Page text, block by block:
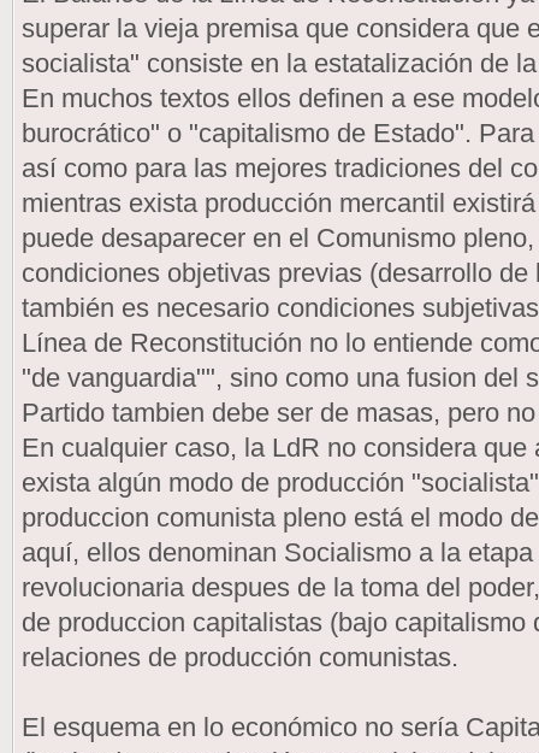
superar la vieja premisa que considera que
socialista" consiste en la estatalización de
En muchos textos ellos definen a ese
burocrático" o "capitalismo de Estado".
así como para las mejores tradiciones del
mientras exista producción mercantil
puede desaparecer en el Comunismo
condiciones objetivas previas (desarrollo
también es necesario condiciones
Línea de Reconstitución no lo entiende
"de vanguardia"", sino como una fusion del
Partido tambien debe ser de masas, pero
En cualquier caso, la LdR no considera
exista algún modo de producción
produccion comunista pleno está el modo
aquí, ellos denominan Socialismo a la
revolucionaria despues de la toma del
de produccion capitalistas (bajo
relaciones de producción comunistas.
El esquema en lo económico no sería